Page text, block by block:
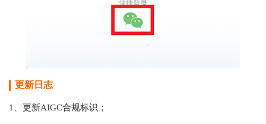
更新日志
1、更新AIGC合规标识；